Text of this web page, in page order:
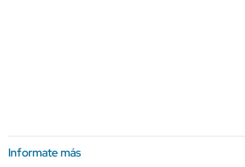
Informate más